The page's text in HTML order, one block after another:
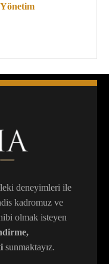
deneyimleri ile
kadromuz ve
olmak isteyen
sunmaktayız.